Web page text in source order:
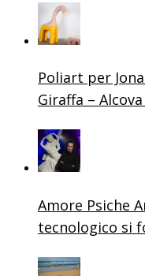
Poliart per
Giraffa –
Amore Psiche
tecnologico si